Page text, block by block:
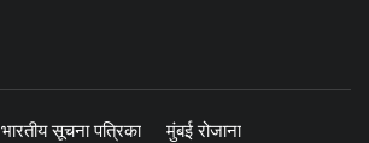
भारतीय सूचना पत्रिका मुंबई रोजाना